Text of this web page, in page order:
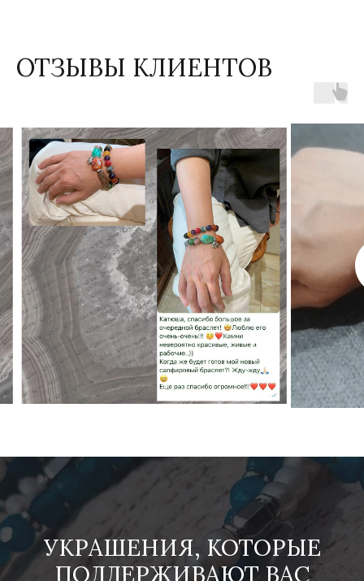
ОТЗЫВЫ КЛИЕНТОВ
УКРАШЕНИЯ, КОТОРЫЕ
ПОДДЕРЖИВАЮТ ВАС